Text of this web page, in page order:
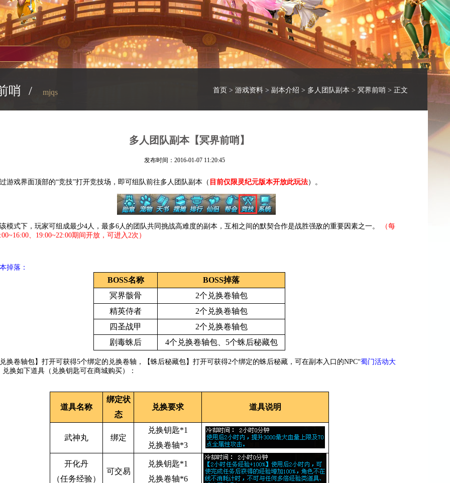
哨 / mjqs 首页 > 游戏资料 > 副本介绍 > 多人团队副本 > 冥界前哨 > 正文
多人团队副本【冥界前哨】
发布时间：2016-01-07 11:20:45
游戏界面顶部的“竞技”打开竞技场，即可组队前往多人团队副本（ 目前仅限灵纪元版本开放此玩法）。
模式下，玩家可组成最少4人，最多6人的团队共同挑战高难度的副本，互相之间的默契合作是战胜强敌的重要因素之一。
（每
、19:00~22:00期间开放，可进入2次）
掉落：
BOSS名称
BOSS掉落
冥界骸骨
2个兑换卷轴包
精英侍者
2个兑换卷轴包
四圣战甲
2个兑换卷轴包
剧毒蛛后
4个兑换卷轴包、5个蛛后秘藏包
换卷轴包】打开可获得5个绑定的兑换卷轴，【蛛后秘藏包】打开可获得2个绑定的蛛后秘藏，可在副本入口的NPC“蜀门活动大
兑换如下道具（兑换钥匙可在商城购买）：
道具名称
绑定状
态
兑换要求 道具说明
武神丸 绑定
兑换钥匙*1
兑换卷轴*3
开化丹
（任务经验）
可交易
兑换钥匙*1
兑换卷轴*6